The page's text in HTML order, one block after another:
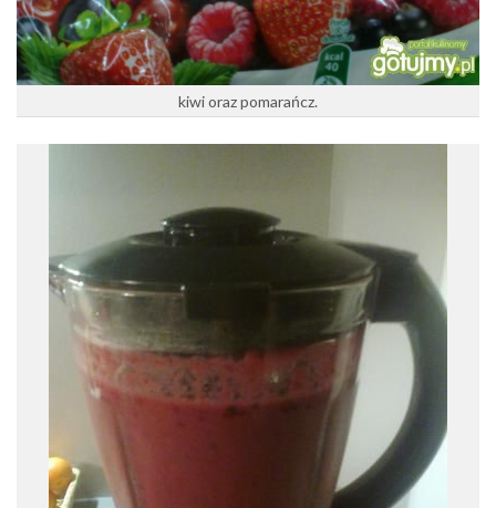
kiwi oraz pomarańcz.